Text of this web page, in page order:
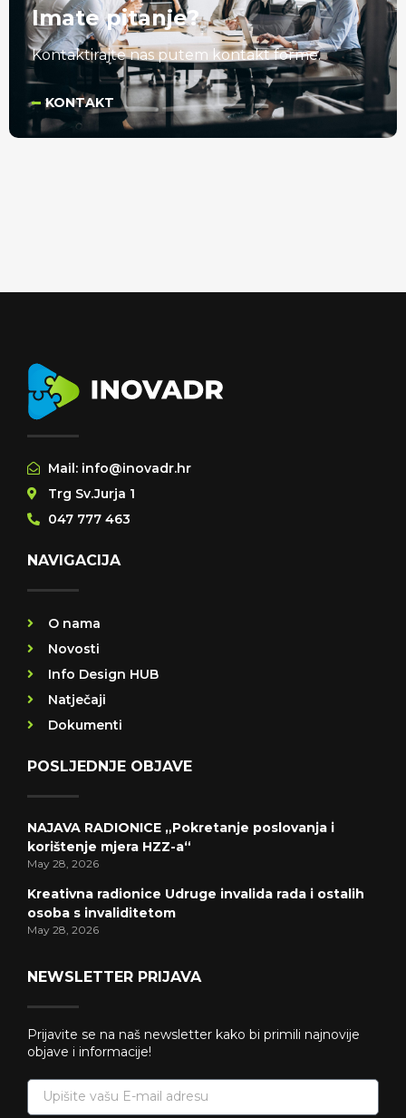
Imate pitanje?
Kontaktirajte nas putem kontakt forme.
KONTAKT
Mail: info@inovadr.hr
Trg Sv.Jurja 1
047 777 463
NAVIGACIJA
O nama
Novosti
Info Design HUB
Natječaji
Dokumenti
POSLJEDNJE OBJAVE
NAJAVA RADIONICE „Pokretanje poslovanja i
korištenje mjera HZZ-a“
May 28, 2026
Kreativna radionice Udruge invalida rada i ostalih
osoba s invaliditetom
May 28, 2026
NEWSLETTER PRIJAVA
Prijavite se na naš newsletter kako bi primili najnovije
objave i informacije!